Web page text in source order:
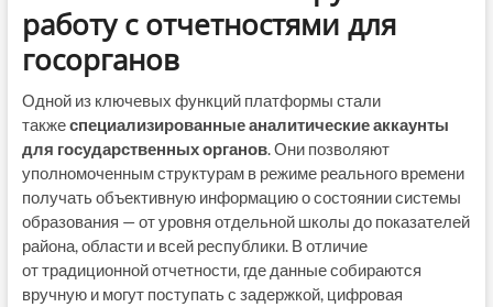
работу с отчетностями для
госорганов
Одной из ключевых функций платформы стали
такжеспециализированные аналитические аккаунты
для государственных органов. Они позволяют
уполномоченным структурам в режиме реального времени
получать объективную информацию о состоянии системы
образования — от уровня отдельной школы до показателей
района, области и всей республики. В отличие
от традиционной отчетности, где данные собираются
вручную и могут поступать с задержкой, цифровая